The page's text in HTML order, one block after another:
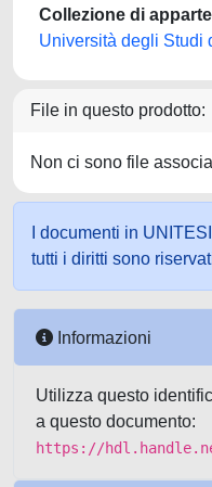
Collezione di
Università degli Studi
File in questo prodotto:
Non ci sono file
I documenti in
tutti i diritti sono
Informazioni
Utilizza questo
a questo documento:
https://